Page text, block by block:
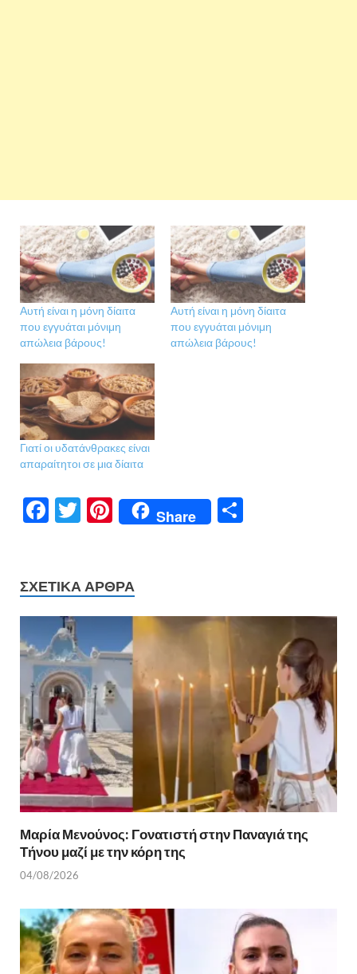
Αυτή είναι η μόνη δίαιτα
που εγγυάται μόνιμη
απώλεια βάρους!
Αυτή είναι η μόνη δίαιτα
που εγγυάται μόνιμη
απώλεια βάρους!
Γιατί οι υδατάνθρακες είναι
απαραίτητοι σε μια δίαιτα
F
b
o
o
k
T
er
Pi
es
t
Share
σ
ίτ
ε
ΣΧΕΤΙΚΆ ΆΡΘΡΑ
Μαρία Μενούνος: Γονατιστή στην Παναγιά της
Τήνου μαζί με την κόρη της
04/08/2026